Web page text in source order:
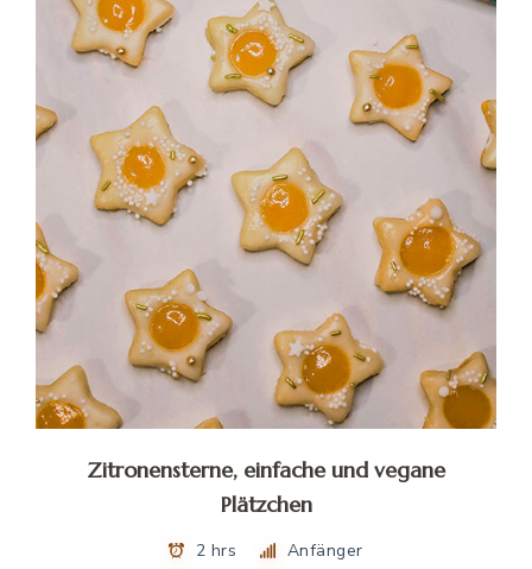
Zitronensterne, einfache und vegane
Plätzchen
2 hrs Anfänger